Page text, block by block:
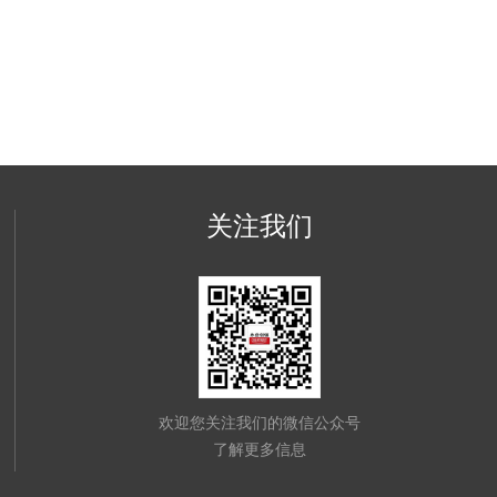
关注我们
欢迎您关注我们的微信公众号
了解更多信息